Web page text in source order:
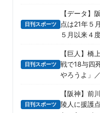
日刊スポーツ
【データ】
点は21年５
５月以来４
日刊スポーツ
【巨人】橋
戦で18与四
やろうよ」
日刊スポーツ
【阪神】前
陵人に援護